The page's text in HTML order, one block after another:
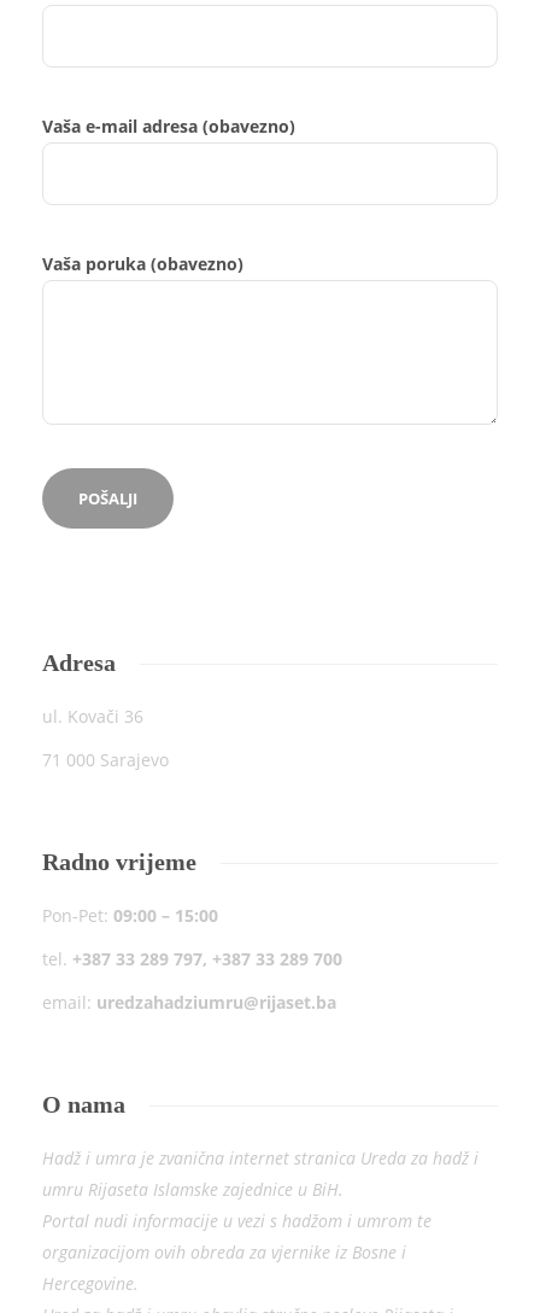
Vaša e-mail adresa (obavezno)
Vaša poruka (obavezno)
Adresa
ul. Kovači 36
71 000 Sarajevo
Radno vrijeme
Pon-Pet: 09:00 – 15:00
tel. +387 33 289 797, +387 33 289 700
email: uredzahadziumru@rijaset.ba
O nama
Hadž i umra je zvanična internet stranica Ureda za hadž i
umru Rijaseta Islamske zajednice u BiH.
Portal nudi informacije u vezi s hadžom i umrom te
organizacijom ovih obreda za vjernike iz Bosne i
Hercegovine.